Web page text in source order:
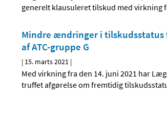
generelt klausuleret tilskud med virkning
Mindre ændringer i tilskudsstatus
af ATC-gruppe G
| 15. marts 2021 |
Med virkning fra den 14. juni 2021 har
truffet afgørelse om fremtidig